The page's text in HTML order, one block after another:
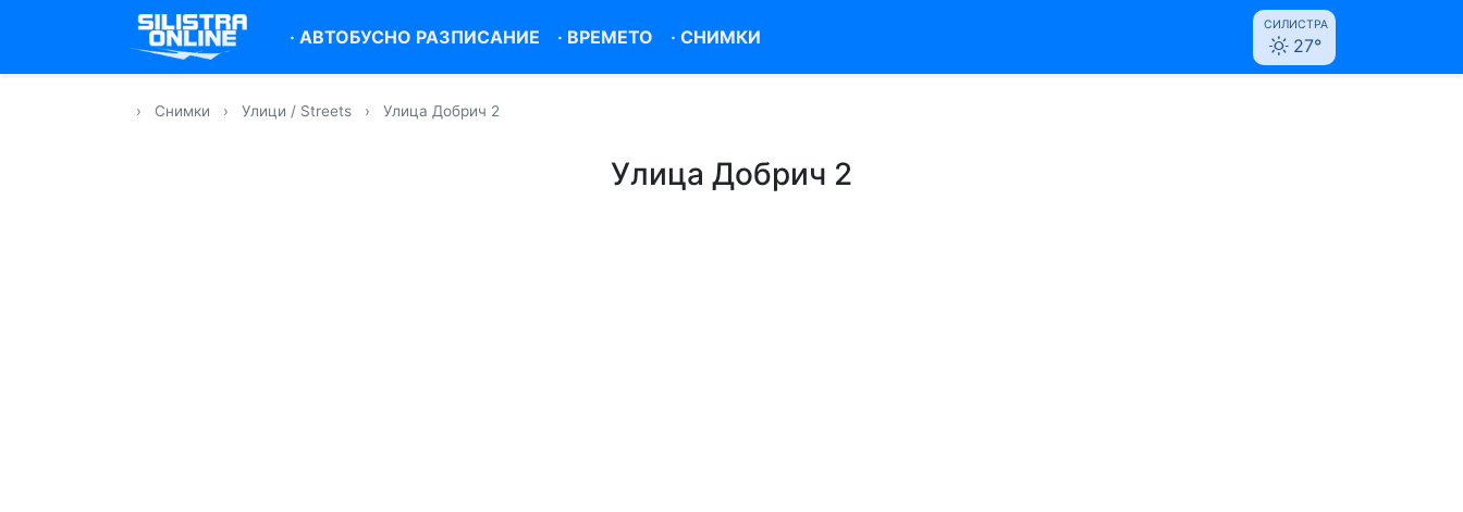
·АВТОБУСНО РАЗПИСАНИЕ · ВРЕМЕТО ·СНИМКИ
СИЛИСТРА
27°
› Снимки › Улици / Streets › Улица Добрич 2
Улица Добрич 2